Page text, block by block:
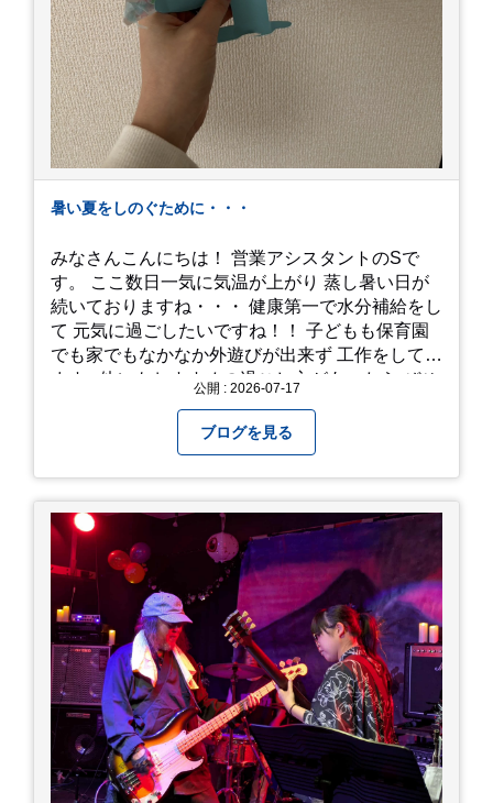
暑い夏をしのぐために・・・
みなさんこんにちは！ 営業アシスタントのSで
す。 ここ数日一気に気温が上がり 蒸し暑い日が
続いておりますね・・・ 健康第一で水分補給をし
て 元気に過ごしたいですね！！ 子どもも保育園
でも家でもなかなか外遊びが出来ず 工作をしてい
ます♪ 他にもおすすめの過ごし方があったら ぜひ
公開 : 2026-07-17
ブログを見る